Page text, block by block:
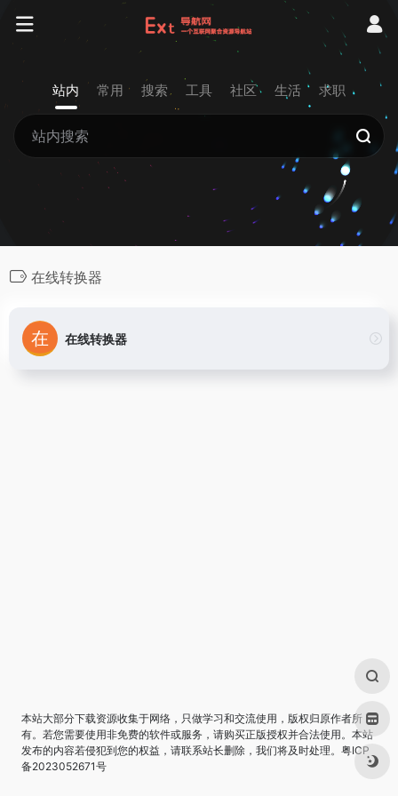
站内 常用 搜索 工具 社区 生活 求职
在线转换器
在线转换器
本站大部分下载资源收集于网络，只做学习和交流使用，版权归原作者所
有。若您需要使用非免费的软件或服务，请购买正版授权并合法使用。本站
发布的内容若侵犯到您的权益，请联系站长删除，我们将及时处理。 粤ICP
备2023052671号